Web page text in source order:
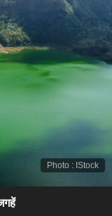
Photo : IStock